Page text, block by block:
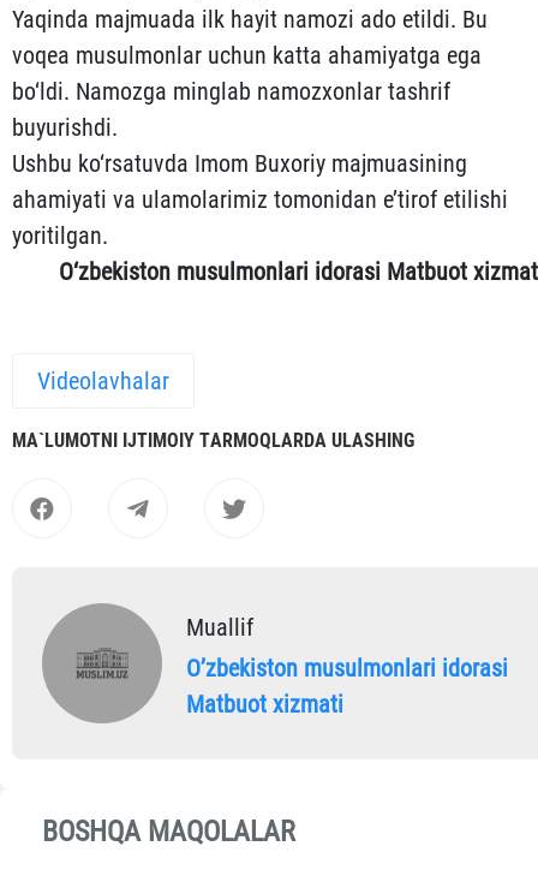
Yaqinda majmuada ilk hayit namozi ado etildi. Bu
voqea musulmonlar uchun katta ahamiyatga ega
bo‘ldi. Namozga minglab namozxonlar tashrif
buyurishdi.
Ushbu ko‘rsatuvda Imom Buxoriy majmuasining
ahamiyati va ulamolarimiz tomonidan e’tirof etilishi
yoritilgan.
O‘zbekiston musulmonlari idorasi Matbuot
Videolavhalar
MА`LUMOTNI IJTIMOIY TАRMOQLАRDА ULАSHING
Muallif
Oʼzbekiston musulmonlari idorasi
Matbuot xizmati
BOSHQA MAQOLALAR